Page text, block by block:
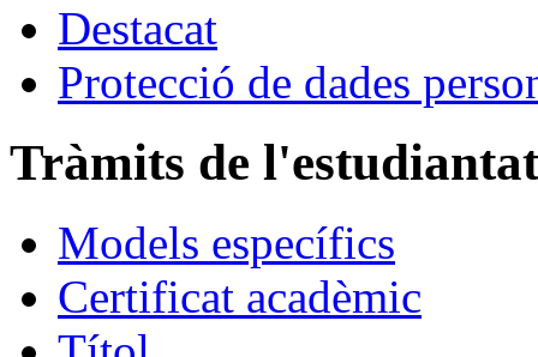
Destacat
Protecció de dades
Tràmits de l'estudiantat
Models específics
Certificat acadèmic